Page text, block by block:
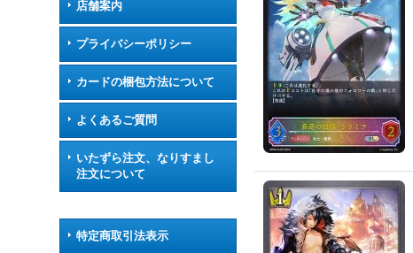
店舗案内
プライバシーポリシー
カードの梱包方法について
よくあるご質問
いたずら注文、なりすまし
注文について
特定商取引法表示